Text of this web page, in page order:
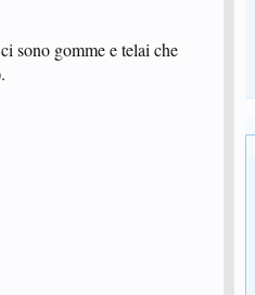
sono gomme e telai che